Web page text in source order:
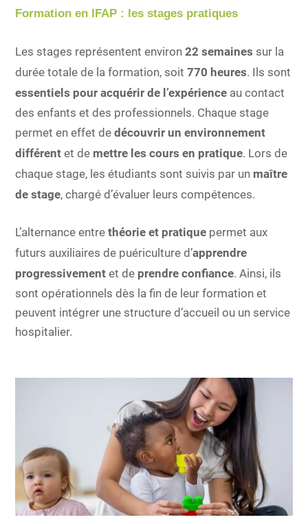
Formation en IFAP : les stages pratiques
Les stages représentent environ22 semaines sur la
durée totale de la formation, soit770 heures. Ils sont
essentiels pour acquérir de l’expérience au contact
des enfants et des professionnels. Chaque stage
permet en effet dedécouvrir un environnement
différentet de mettre les cours en pratique. Lors de
chaque stage, les étudiants sont suivis par un maître
de stage, chargé d’évaluer leurs compétences.
L’alternance entrethéorie et pratique permet aux
futurs auxiliaires de puériculture d’apprendre
progressivementet de prendre confiance. Ainsi, ils
sont opérationnels dès la fin de leur formation et
peuvent intégrer une structure d’accueil ou un service
hospitalier.